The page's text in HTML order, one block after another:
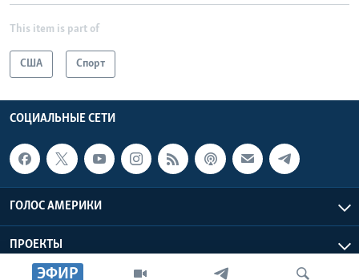
ЭФИР
This item is part of
США Спорт
СОЦИАЛЬНЫЕ СЕТИ
ГОЛОС АМЕРИКИ
ПРОЕКТЫ